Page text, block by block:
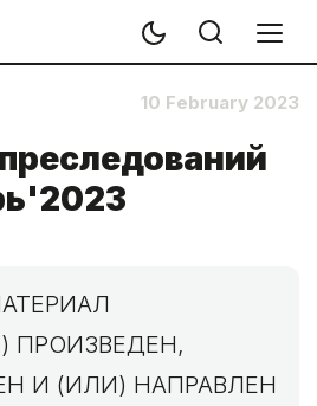
10 February 2023
ПРОИЗВЕДЕН,
И (ИЛИ) НАПРАВЛЕН